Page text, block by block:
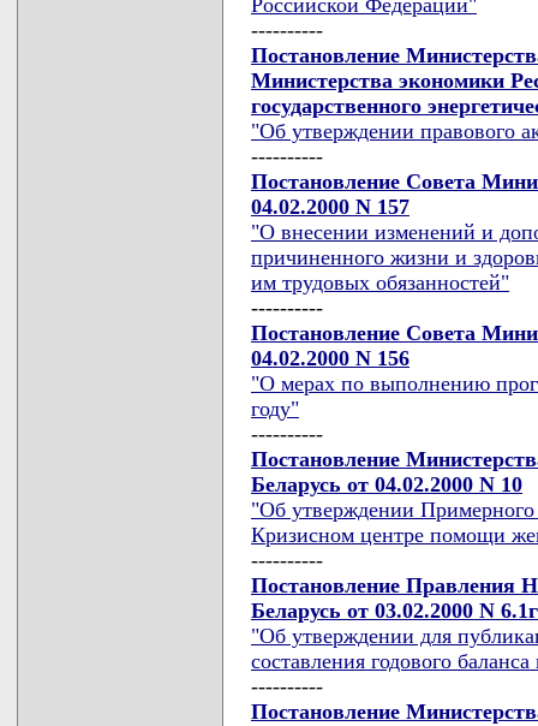
Российской Федерации"
----------
Постановление
Министерства экономики
государственного
"Об утверждении правового
----------
Постановление Совета
04.02.2000 N 157
"О внесении изменений и
причиненного жизни и
им трудовых обязанностей"
----------
Постановление Совета
04.02.2000 N 156
"О мерах по выполнению
году"
----------
Постановление
Беларусь от 04.02.2000 N 10
"Об утверждении
Кризисном центре помощи
----------
Постановление Правления
Беларусь от 03.02.2000 N 6.1г
"Об утверждении для
составления годового
----------
Постановление